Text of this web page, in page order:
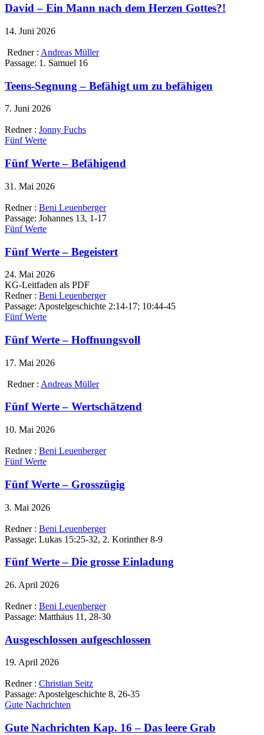
David – Ein Mann nach dem Herzen Gottes?!
14. Juni 2026
Redner : Andreas Müller
Passage: 1. Samuel 16
Teens-Segnung – Befähigt um zu befähigen
7. Juni 2026
Redner : Jonny Fuchs
Fünf Werte
Fünf Werte – Befähigend
31. Mai 2026
Redner : Beni Leuenberger
Passage: Johannes 13, 1-17
Fünf Werte
Fünf Werte – Begeistert
24. Mai 2026
KG-Leitfaden als PDF
Redner : Beni Leuenberger
Passage: Apostelgeschichte 2:14-17; 10:44-45
Fünf Werte
Fünf Werte – Hoffnungsvoll
17. Mai 2026
Redner : Andreas Müller
Fünf Werte – Wertschätzend
10. Mai 2026
Redner : Beni Leuenberger
Fünf Werte
Fünf Werte – Grosszügig
3. Mai 2026
Redner : Beni Leuenberger
Passage: Lukas 15:25-32, 2. Korinther 8-9
Fünf Werte – Die grosse Einladung
26. April 2026
Redner : Beni Leuenberger
Passage: Matthäus 11, 28-30
Ausgeschlossen aufgeschlossen
19. April 2026
Redner : Christian Seitz
Passage: Apostelgeschichte 8, 26-35
Gute Nachrichten
Gute Nachrichten Kap. 16 – Das leere Grab